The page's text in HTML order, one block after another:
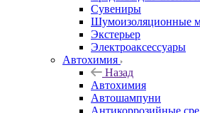
Сувениры
Шумоизоляционные
Экстерьер
Электроаксессуары
Автохимия
Назад
Автохимия
Автошампуни
Антикоррозийные